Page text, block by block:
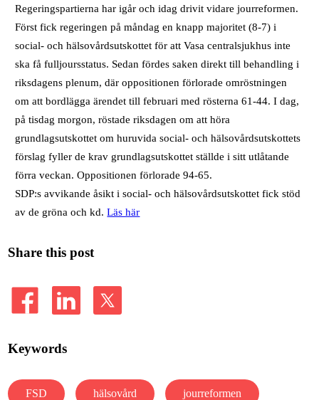
Regeringspartierna har igår och idag drivit vidare jourreformen.
Först fick regeringen på måndag en knapp majoritet (8-7) i
social- och hälsovårdsutskottet för att Vasa centralsjukhus inte
ska få fulljoursstatus. Sedan fördes saken direkt till behandling i
riksdagens plenum, där oppositionen förlorade omröstningen
om att bordlägga ärendet till februari med rösterna 61-44. I dag,
på tisdag morgon, röstade riksdagen om att höra
grundlagsutskottet om huruvida social- och hälsovårdsutskottets
förslag fyller de krav grundlagsutskottet ställde i sitt utlåtande
förra veckan. Oppositionen förlorade 94-65.
SDP:s avvikande åsikt i social- och hälsovårdsutskottet fick stöd
av de gröna och kd.Läs här
Share this post
Keywords
FSD hälsovård jourreformen